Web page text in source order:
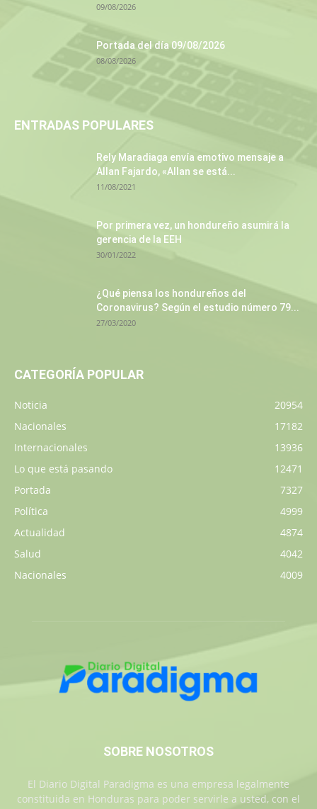
09/08/2026
Portada del día 09/08/2026
08/08/2026
ENTRADAS POPULARES
Rely Maradiaga envía emotivo mensaje a
Allan Fajardo, «Allan se está...
11/08/2021
Por primera vez, un hondureño asumirá la
gerencia de la EEH
30/01/2022
¿Qué piensa los hondureños del
Coronavirus? Según el estudio número 79...
27/03/2020
CATEGORÍA POPULAR
Noticia
20954
Nacionales
17182
Internacionales
13936
Lo que está pasando
12471
Portada
7327
Política
4999
Actualidad
4874
Salud
4042
Nacionales
4009
SOBRE NOSOTROS
El Diario Digital Paradigma es una empresa legalmente
constituida en Honduras para poder servirle a usted, con el